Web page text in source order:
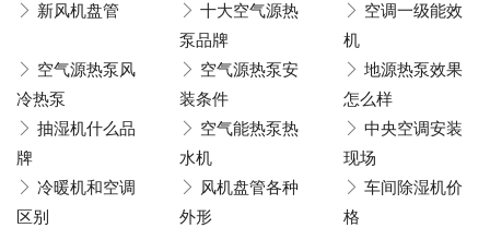
新风机盘管
十大空气源热
泵品牌
空调一级能效
机
空气源热泵风
冷热泵
空气源热泵安
装条件
地源热泵效果
怎么样
抽湿机什么品
牌
空气能热泵热
水机
中央空调安装
现场
冷暖机和空调
区别
风机盘管各种
外形
车间除湿机价
格